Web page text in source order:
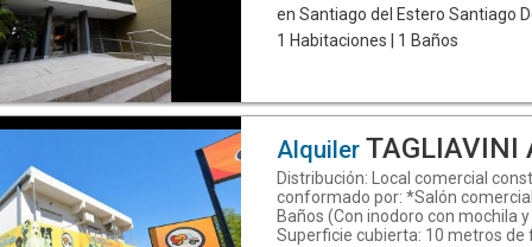
cuatro hornallas a gas, extractor
microondas, calefón a gas y
mochila y bidet, todo con
solarium con baño. Superficie
cuadrados construidos
Unidad Funcional: 3º piso con
ascensor. Servicios: Agua,
Avenida pavimentada.
en Santiago del Estero Santiago
1 Habitaciones | 1 Baños
Alquiler TAGLIAVINI ALQUILA LOCAL
Distribución: Local comercial
conformado por: *Salón
Baños (Con inodoro con mochila
Superficie cubierta: 10 metros